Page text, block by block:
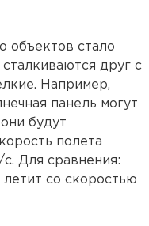
объектов стало
друг с
Например,
панель могут
будут
полета
Для сравнения:
со скоростью